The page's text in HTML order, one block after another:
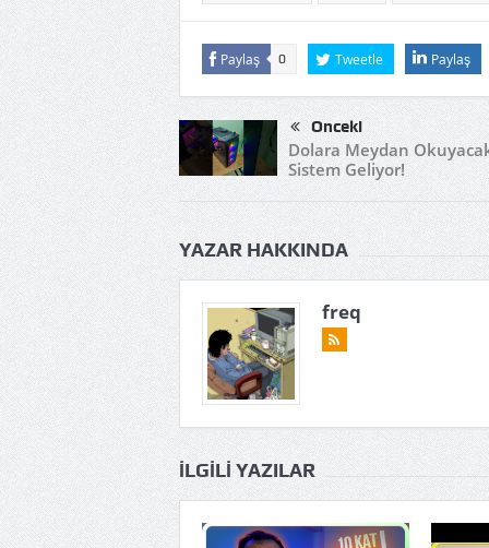
Paylaş 0 Tweetle Paylaş
Önceki
Dolara Meydan
Sistem Geliyor!
YAZAR HAKKINDA
freq
İLGILI YAZILAR